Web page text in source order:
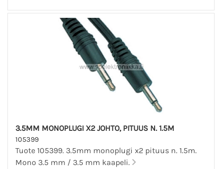
3.5MM MONOPLUGI X2 JOHTO, PITUUS N. 1.5M
105399
Tuote 105399. 3.5mm monoplugi x2 pituus n. 1.5m.
Mono 3.5 mm / 3.5 mm kaapeli.